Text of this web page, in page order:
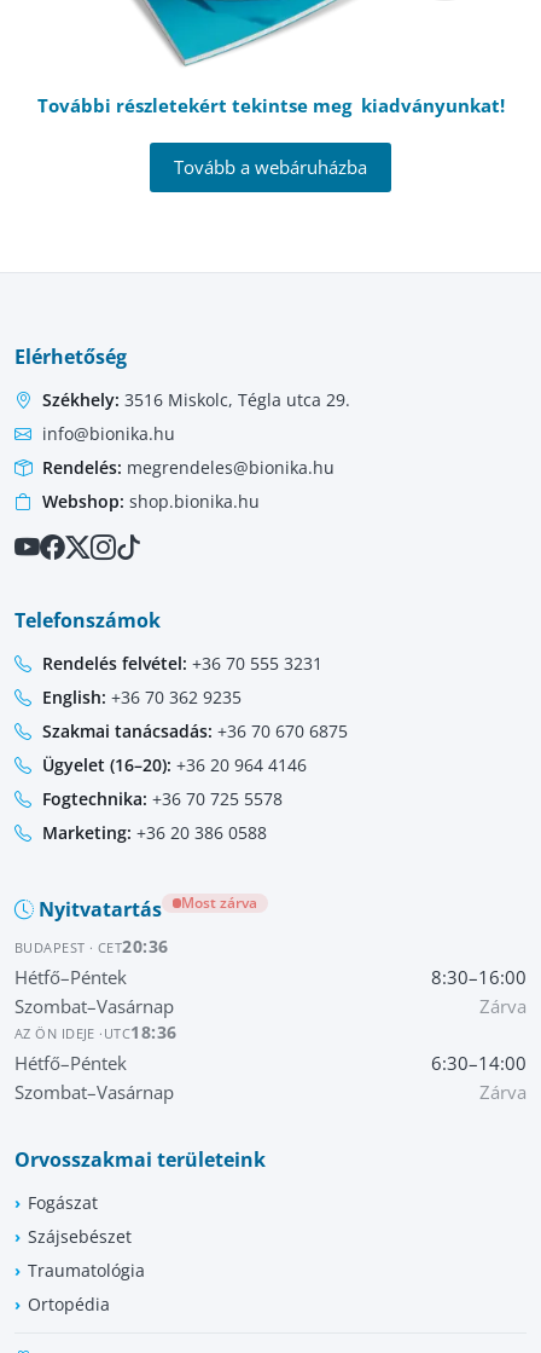
További részletekért tekintse meg kiadványunkat!
Tovább a webáruházba
Elérhetőség
Székhely: 3516 Miskolc, Tégla utca 29.
info@bionika.hu
Rendelés: megrendeles@bionika.hu
Webshop: shop.bionika.hu
Telefonszámok
Rendelés felvétel: +36 70 555 3231
English: +36 70 362 9235
Szakmai tanácsadás: +36 70 670 6875
Ügyelet (16–20): +36 20 964 4146
Fogtechnika: +36 70 725 5578
Marketing: +36 20 386 0588
Nyitvatartás Most zárva
BUDAPEST · CET20:36
Hétfő–Péntek
8:30–16:00
Szombat–Vasárnap
Zárva
AZ ÖN IDEJE · UTC18:36
Hétfő–Péntek
6:30–14:00
Szombat–Vasárnap
Zárva
Orvosszakmai területeink
Fogászat
Szájsebészet
Traumatológia
Ortopédia